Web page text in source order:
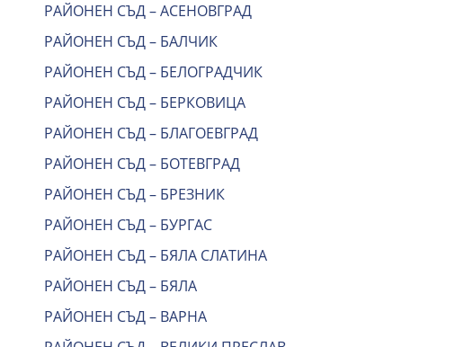
РАЙОНЕН СЪД – АСЕНОВГРАД
РАЙОНЕН СЪД – БАЛЧИК
РАЙОНЕН СЪД – БЕЛОГРАДЧИК
РАЙОНЕН СЪД – БЕРКОВИЦА
РАЙОНЕН СЪД – БЛАГОЕВГРАД
РАЙОНЕН СЪД – БОТЕВГРАД
РАЙОНЕН СЪД – БРЕЗНИК
РАЙОНЕН СЪД – БУРГАС
РАЙОНЕН СЪД – БЯЛА СЛАТИНА
РАЙОНЕН СЪД – БЯЛА
РАЙОНЕН СЪД – ВАРНА